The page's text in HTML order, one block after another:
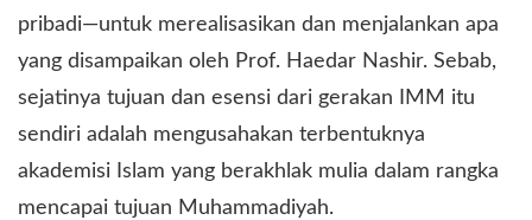
pribadi—untuk merealisasikan dan menjalankan apa
yang disampaikan oleh Prof. Haedar Nashir. Sebab,
sejatinya tujuan dan esensi dari gerakan IMM itu
sendiri adalah mengusahakan terbentuknya
akademisi Islam yang berakhlak mulia dalam rangka
mencapai tujuan Muhammadiyah.